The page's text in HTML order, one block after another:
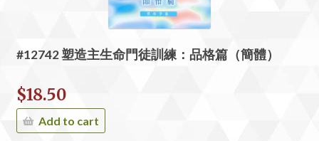
#12742 塑造主生命門徒訓練：品格篇（簡體）
$18.50
Add to cart